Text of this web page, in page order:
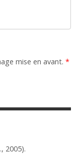
mise en avant. *
2005).